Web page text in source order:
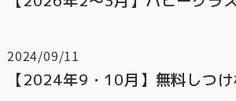
【2024年9・10月】無料しつ
2024/09/11